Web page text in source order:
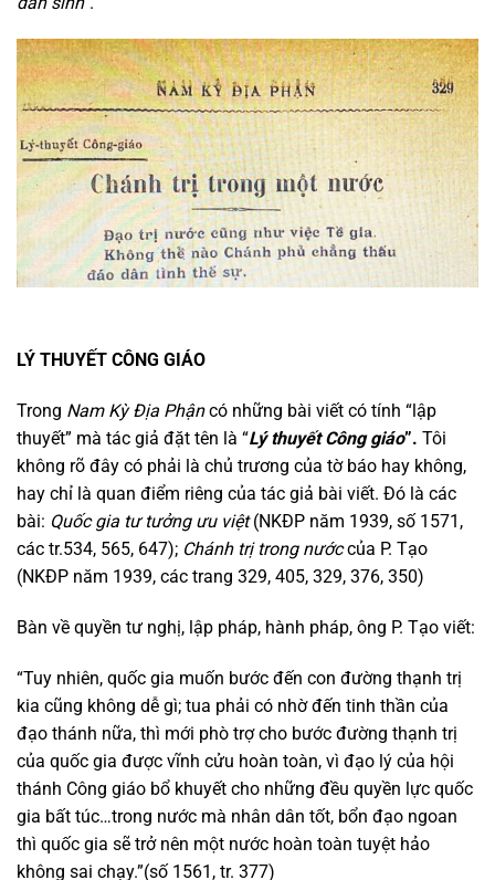
LÝ THUYẾT CÔNG GIÁO
Trong Nam Kỳ Địa Phậncó những bài viết có tính “lập
thuyết” mà tác giả đặt tên là “Lý thuyết Công giáo”. Tôi
không rõ đây có phải là chủ trương của tờ báo hay không,
hay chỉ là quan điểm riêng của tác giả bài viết. Đó là các
bài: Quốc gia tư tưởng ưu việt(NKĐP năm 1939, số 1571,
các tr.534, 565, 647); Chánh trị trong nướccủa P. Tạo
(NKĐP năm 1939, các trang 329, 405, 329, 376, 350)
Bàn về quyền tư nghị, lập pháp, hành pháp, ông P. Tạo viết:
“Tuy nhiên, quốc gia muốn bước đến con đường thạnh trị
kia cũng không dễ gì; tua phải có nhờ đến tinh thần của
đạo thánh nữa, thì mới phò trợ cho bước đường thạnh trị
của quốc gia được vĩnh cửu hoàn toàn, vì đạo lý của hội
thánh Công giáo bổ khuyết cho những đều quyền lực quốc
gia bất túc…trong nước mà nhân dân tốt, bổn đạo ngoan
thì quốc gia sẽ trở nên một nước hoàn toàn tuyệt hảo
không sai chạy.”(số 1561, tr. 377)